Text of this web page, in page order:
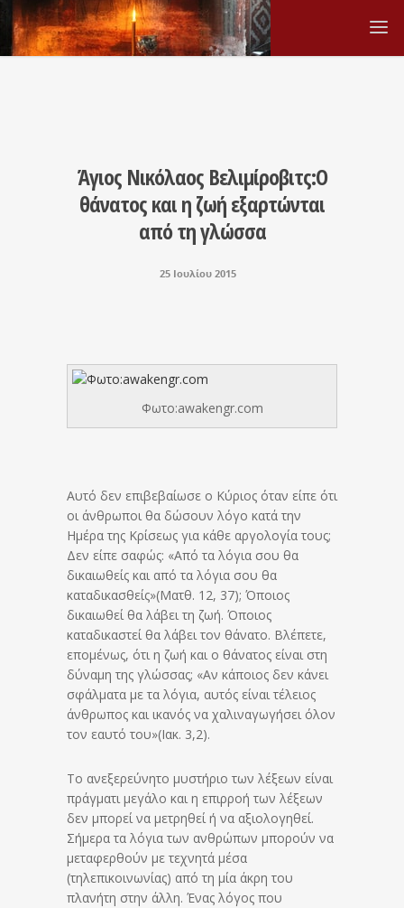
Άγιος Νικόλαος Βελιμίροβιτς:Ο
θάνατος και η ζωή εξαρτώνται
από τη γλώσσα
25 Ιουλίου 2015
Φωτο:awakengr.com
Αυτό δεν επιβεβαίωσε ο Κύριος όταν είπε ότι
οι άνθρωποι θα δώσουν λόγο κατά την
Ημέρα της Κρίσεως για κάθε αργολογία τους;
Δεν είπε σαφώς: «Από τα λόγια σου θα
δικαιωθείς και από τα λόγια σου θα
καταδικασθείς»(Ματθ. 12, 37); Όποιος
δικαιωθεί θα λάβει τη ζωή. Όποιος
καταδικαστεί θα λάβει τον θάνατο. Βλέπετε,
επομένως, ότι η ζωή και ο θάνατος είναι στη
δύναμη της γλώσσας; «Αν κάποιος δεν κάνει
σφάλματα με τα λόγια, αυτός είναι τέλειος
άνθρωπος και ικανός να χαλιναγωγήσει όλον
τον εαυτό του»(Ιακ. 3,2).
Το ανεξερεύνητο μυστήριο των λέξεων είναι
πράγματι μεγάλο και η επιρροή των λέξεων
δεν μπορεί να μετρηθεί ή να αξιολογηθεί.
Σήμερα τα λόγια των ανθρώπων μπορούν να
μεταφερθούν με τεχνητά μέσα
(τηλεπικοινωνίας) από τη μία άκρη του
πλανήτη στην άλλη. Ένας λόγος που